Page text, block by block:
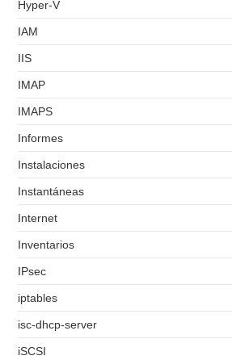
Hyper-V
IAM
IIS
IMAP
IMAPS
Informes
Instalaciones
Instantáneas
Internet
Inventarios
IPsec
iptables
isc-dhcp-server
iSCSI